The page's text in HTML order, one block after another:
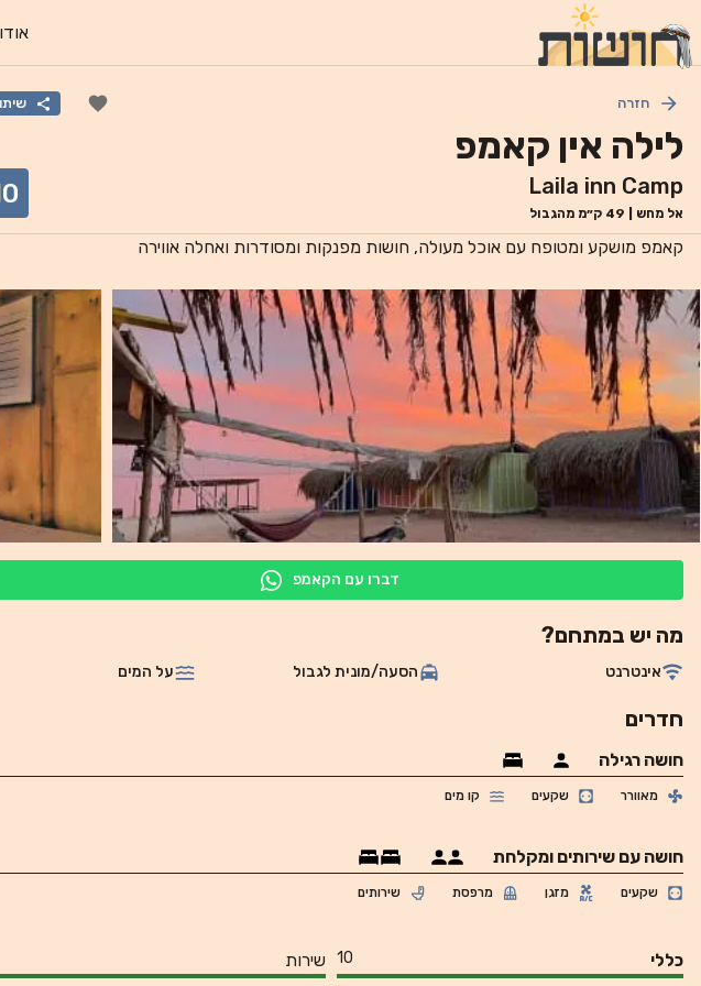
חזרה
לילה אין קאמפ
Laila inn Camp
אל מחש 49 ק״מ מהגבול
קאמפ מושקע ומטופח עם אוכל מעולה, חושות מפנקות ומסודרות ואחלה אווירה
דברו עם הקאמפ
מה יש במתחם?
אינטרנט הסעה/מונית לגבול על המים
חדרים
חושה רגילה
מאוורר שקעים קו מים
חושה עם שירותים ומקלחת
שקעים מזגן מרפסת שירותים
כללי 10 שירות